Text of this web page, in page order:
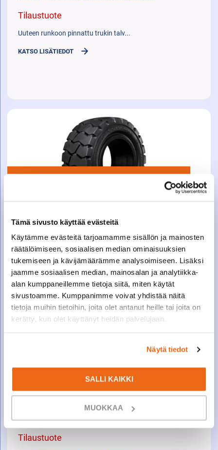
Tämä sivusto käyttää evästeitä
Käytämme evästeitä tarjoamamme sisällön ja mainosten
räätälöimiseen, sosiaalisen median ominaisuuksien
tukemiseen ja kävijämäärämme analysoimiseen. Lisäksi
jaamme sosiaalisen median, mainosalan ja analytiikka-
alan kumppaneillemme tietoja siitä, miten käytät
sivustoamme. Kumppanimme voivat yhdistää näitä
tietoja muihin tietoihin, joita olet antanut heille tai joita on
kerätty, kun olet käyttänyt heidän palvelujaan.
Näytä tiedot
SALLI KAIKKI
MUOKKAA
Tilaustuote
Uuteen runkoon pinnattu trukin talv...
KATSO LISÄTIEDOT
Varastossa
Joustokumirengas. Soveltuu Lemmerz-...
KATSO LISÄTIEDOT
KYSY HINTA
27X10-12 BKT LM81 ILMAKUMIRENGAS RADIAL
Tilaustuote